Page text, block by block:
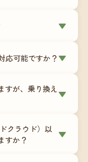
ただいています。
す。事業計画の段
▼
決算時に追加の作
ています。年間
繰りの見通しも
応可能ですか？▼
要件が異なるた
ずはお気軽にご
すが、乗り換え ▼
連携や、過去の帳
。決算期のタイ
クラウド）以
すか？
▼